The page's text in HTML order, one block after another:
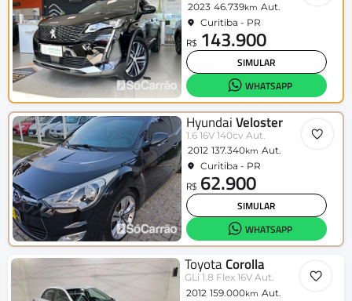
2023 46.739km Aut.
Curitiba - PR
R$ 143.900
SIMULAR
WHATSAPP
HyundaiVeloster
1.6 16V 140cv Aut.
2012 137.340km Aut.
Curitiba - PR
R$ 62.900
SIMULAR
WHATSAPP
ToyotaCorolla
GLi 1.8 Flex 16V Aut.
2012 159.000km Aut.